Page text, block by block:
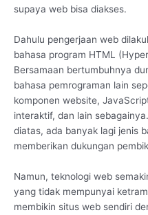
supaya web bisa diakses.
Dahulu pengerjaan web
bahasa program HTML
Bersamaan bertumbuhnya
bahasa pemrograman lain
komponen website,
interaktif, dan lain
diatas, ada banyak lagi jenis
memberikan dukungan
Namun, teknologi web
yang tidak mempunyai
membikin situs web sendiri